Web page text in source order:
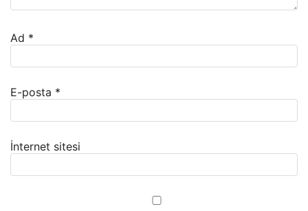
Ad *
E-posta *
İnternet sitesi